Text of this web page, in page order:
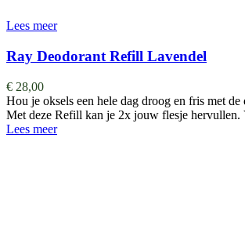
Lees meer
Ray Deodorant Refill Lavendel
€ 28,00
Hou je oksels een hele dag droog en fris met de
Met deze Refill kan je 2x jouw flesje
Lees meer